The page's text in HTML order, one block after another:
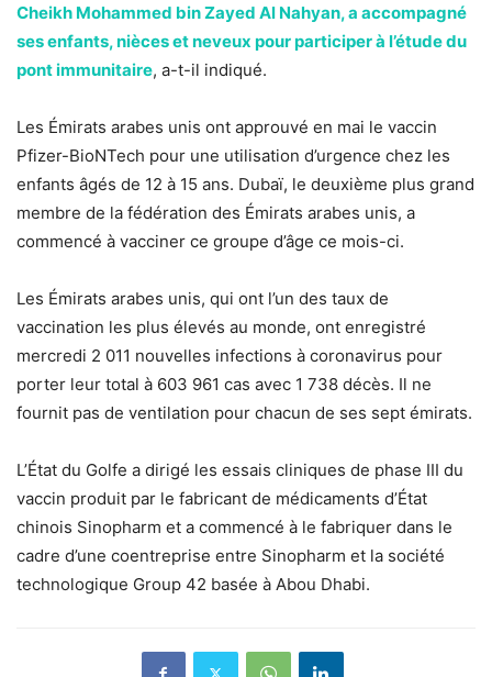
Cheikh Mohammed bin Zayed Al Nahyan, a accompagné
ses enfants, nièces et neveux pour participer à l’étude du
pont immunitaire, a-t-il indiqué.
Les Émirats arabes unis ont approuvé en mai le vaccin
Pfizer-BioNTech pour une utilisation d’urgence chez les
enfants âgés de 12 à 15 ans. Dubaï, le deuxième plus grand
membre de la fédération des Émirats arabes unis, a
commencé à vacciner ce groupe d’âge ce mois-ci.
Les Émirats arabes unis, qui ont l’un des taux de
vaccination les plus élevés au monde, ont enregistré
mercredi 2 011 nouvelles infections à coronavirus pour
porter leur total à 603 961 cas avec 1 738 décès. Il ne
fournit pas de ventilation pour chacun de ses sept émirats.
L’État du Golfe a dirigé les essais cliniques de phase III du
vaccin produit par le fabricant de médicaments d’État
chinois Sinopharm et a commencé à le fabriquer dans le
cadre d’une coentreprise entre Sinopharm et la société
technologique Group 42 basée à Abou Dhabi.